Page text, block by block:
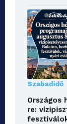
Szabadidő
Országos
re: